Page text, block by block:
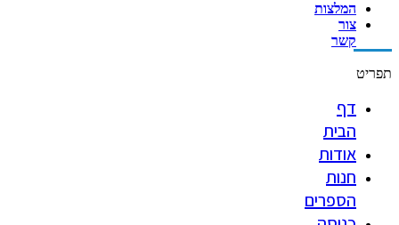
המלצות
צור
קשר
תפריט
דף
הבית
אודות
חנות
הספרים